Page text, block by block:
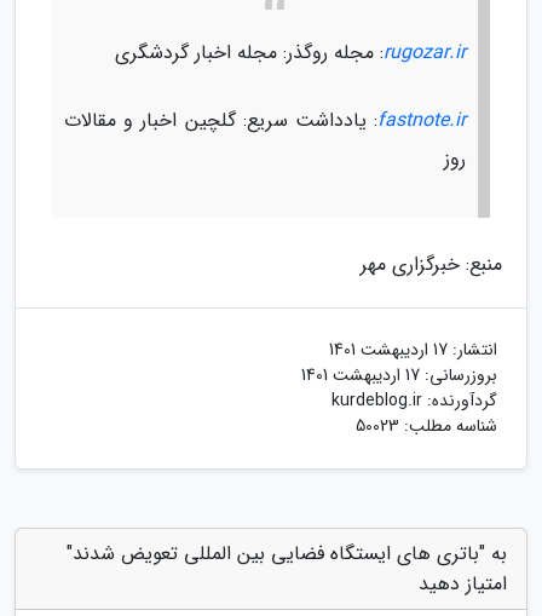
rugozar.ir: مجله روگذر: مجله اخبار گردشگری
fastnote.ir: یادداشت سریع: گلچین اخبار و مقالات
روز
منبع: خبرگزاری مهر
انتشار: 17 اردیبهشت 1401
بروزرسانی: 17 اردیبهشت 1401
گردآورنده: kurdeblog.ir
شناسه مطلب: 50023
به "باتری های ایستگاه فضایی بین المللی تعویض شدند"
امتیاز دهید